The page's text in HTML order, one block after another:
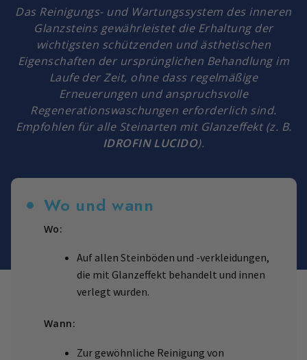
Das Reinigungs- und Wartungssystem des inneren
Glanzsteins gewährleistet die Erhaltung der
wichtigsten schützenden und ästhetischen
Eigenschaften der ursprünglichen Behandlung im
Laufe der Zeit, ohne dass regelmäßige
Erneuerungen und anspruchsvolle
Regenerationswaschungen erforderlich sind.
Empfohlen für alle Steinarten mit Glanzeffekt (z. B.
IDROFIN LUCIDO).
Wo und wann
Wo:
Auf allen Steinböden und -verkleidungen,
die mit Glanzeffekt behandelt und innen
verlegt wurden.
Wann:
Zur gewöhnliche Reinigung von